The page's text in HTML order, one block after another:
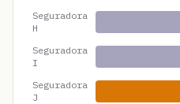
Seguradora
H
Seguradora
I
Seguradora
J